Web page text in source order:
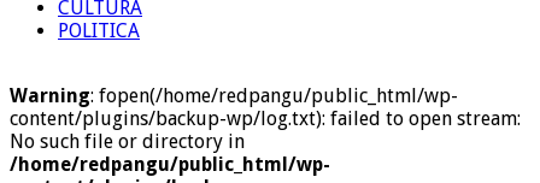
CULTURA
POLITICA
Warning: fopen(/home/redpangu/public_html/wp-
content/plugins/backup-wp/log.txt): failed to open stream:
No such file or directory in
/home/redpangu/public_html/wp-